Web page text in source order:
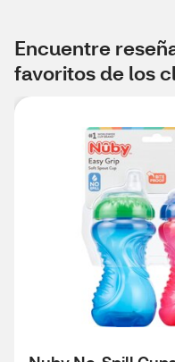
Encuentre
favoritos de los